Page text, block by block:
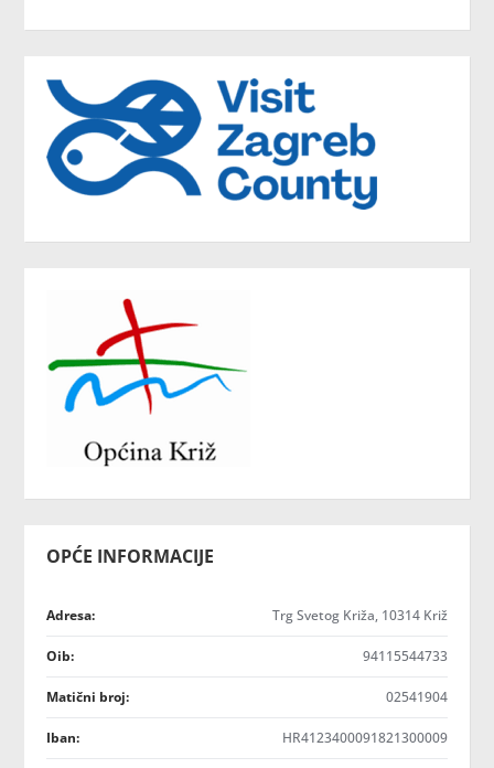
OPĆE INFORMACIJE
Adresa: Trg Svetog Križa, 10314 Križ
Oib: 94115544733
Matični broj: 02541904
Iban: HR4123400091821300009